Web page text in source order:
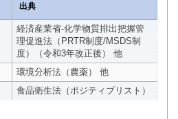
出典
経済産業省-化学物質排出把握管
理促進法（PRTR制度/MSDS制
度）（令和3年改正後） 他
環境分析法（農薬） 他
食品衛生法（ポジティブリスト）